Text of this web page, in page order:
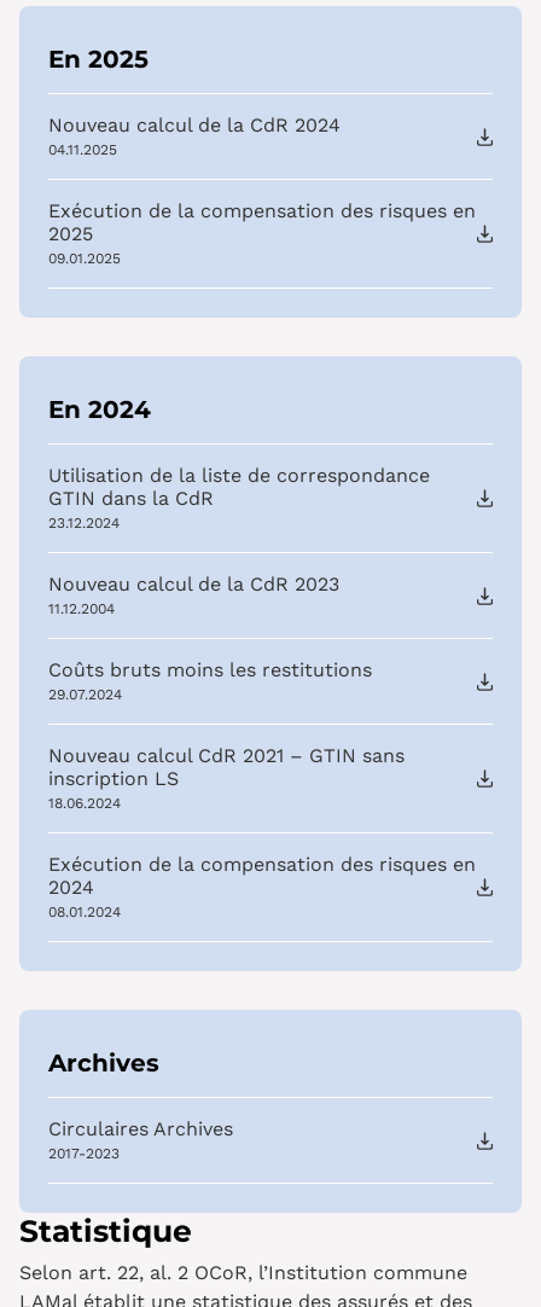
En 2025
Nouveau calcul de la CdR 2024
04.11.2025
Exécution de la compensation des risques en
2025
09.01.2025
En 2024
Utilisation de la liste de correspondance
GTIN dans la CdR
23.12.2024
Nouveau calcul de la CdR 2023
11.12.2004
Coûts bruts moins les restitutions
29.07.2024
Nouveau calcul CdR 2021 – GTIN sans
inscription LS
18.06.2024
Exécution de la compensation des risques en
2024
08.01.2024
Archives
Circulaires Archives
2017-2023
Statistique
Selon art. 22, al. 2 OCoR, l’Institution commune
LAMal établit une statistique des assurés et des